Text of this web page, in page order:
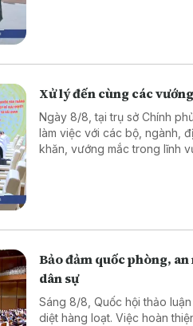
Xử lý đến cùng các
Ngày 8/8, tại trụ sở Chính
làm việc với các bộ, ngành,
khăn, vướng mắc trong lĩnh
Bảo đảm quốc phòng,
dân sự
Sáng 8/8, Quốc hội thảo
diệt hàng loạt. Việc hoàn